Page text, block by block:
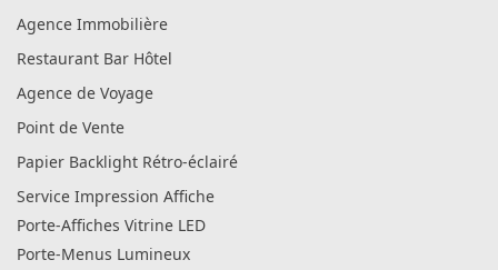
Agence Immobilière
Restaurant Bar Hôtel
Agence de Voyage
Point de Vente
Papier Backlight Rétro-éclairé
Service Impression Affiche
Porte-Affiches Vitrine LED
Porte-Menus Lumineux